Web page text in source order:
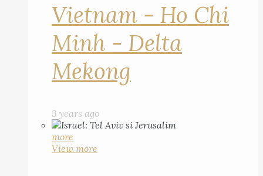
Vietnam - Ho Chi
Minh - Delta
Mekong
3 years ago
more
View more